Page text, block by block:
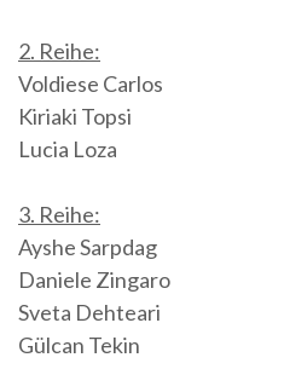
2. Reihe:
Voldiese Carlos
Kiriaki Topsi
Lucia Loza
3. Reihe:
Ayshe Sarpdag
Daniele Zingaro
Sveta Dehteari
Gülcan Tekin